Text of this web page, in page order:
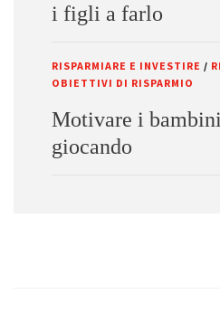
i figli a farlo
RISPARMIARE E INVESTIRE /
OBIETTIVI DI RISPARMIO
Motivare i
giocando